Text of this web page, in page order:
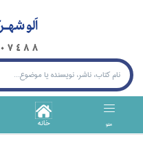
منو خانه